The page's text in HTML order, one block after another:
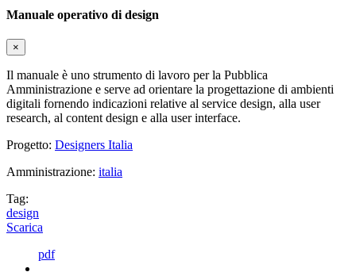
Manuale operativo di design
×
Il manuale è uno strumento di lavoro per la Pubblica
Amministrazione e serve ad orientare la progettazione di ambienti
digitali fornendo indicazioni relative al service design, alla user
research, al content design e alla user interface.
Progetto: Designers Italia
Amministrazione: italia
Tag:
design
Scarica
pdf